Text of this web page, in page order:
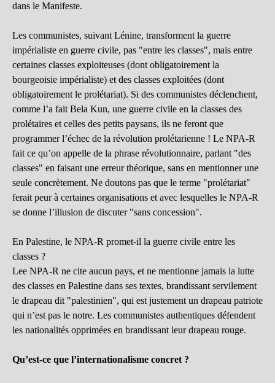
dans le Manifeste.
Les communistes, suivant Lénine, transforment la guerre
impérialiste en guerre civile, pas "entre les classes", mais entre
certaines classes exploiteuses (dont obligatoirement la
bourgeoisie impérialiste) et des classes exploitées (dont
obligatoirement le prolétariat). Si des communistes déclenchent,
comme l’a fait Bela Kun, une guerre civile en la classes des
prolétaires et celles des petits paysans, ils ne feront que
programmer l’échec de la révolution prolétarienne ! Le NPA-R
fait ce qu’on appelle de la phrase révolutionnaire, parlant "des
classes" en faisant une erreur théorique, sans en mentionner une
seule concrètement. Ne doutons pas que le terme "prolétariat"
ferait peur à certaines organisations et avec lesquelles le NPA-R
se donne l’illusion de discuter "sans concession".
En Palestine, le NPA-R promet-il la guerre civile entre les
classes ?
Lee NPA-R ne cite aucun pays, et ne mentionne jamais la lutte
des classes en Palestine dans ses textes, brandissant servilement
le drapeau dit "palestinien", qui est justement un drapeau patriote
qui n’est pas le notre. Les communistes authentiques défendent
les nationalités opprimées en brandissant leur drapeau rouge.
Qu’est-ce que l’internationalisme concret ?